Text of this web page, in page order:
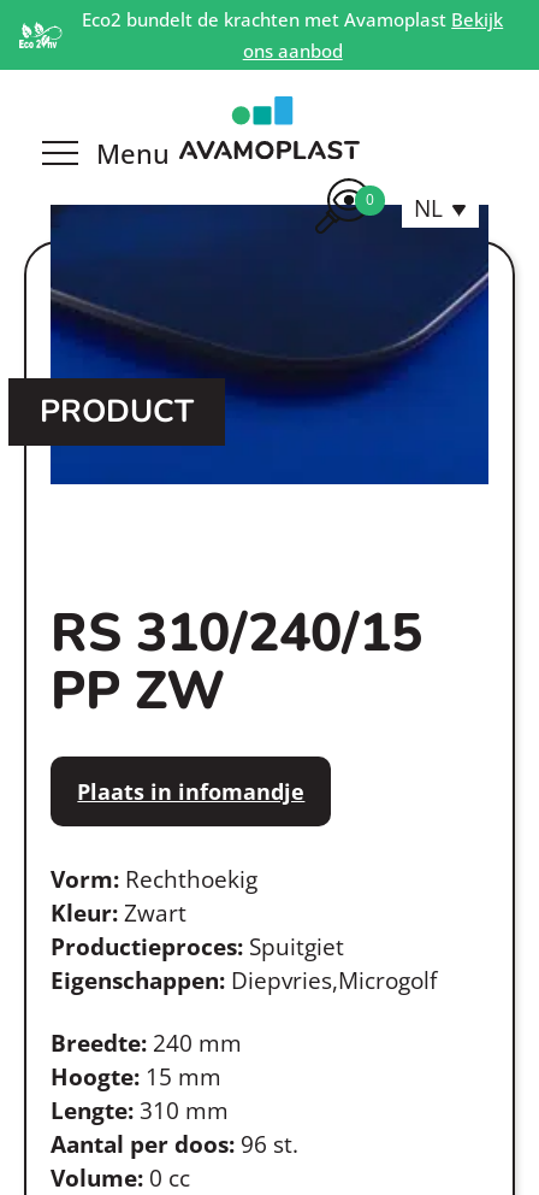
Eco2 bundelt de krachten met Avamoplast Bekijk
ons aanbod
0 NL
PRODUCT
RS 310/240/15
PP ZW
Plaats in infomandje
Vorm: Rechthoekig
Kleur: Zwart
Productieproces: Spuitgiet
Eigenschappen: Diepvries,Microgolf
Breedte: 240 mm
Hoogte: 15 mm
Lengte: 310 mm
Aantal per doos: 96 st.
Volume: 0 cc